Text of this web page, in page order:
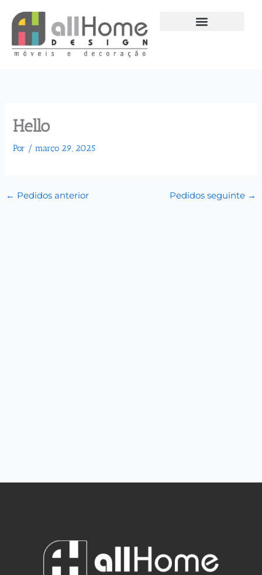
para
conteúdo
Hello
Por /março 29, 2025
← Pedidos anterior Pedidos seguinte →